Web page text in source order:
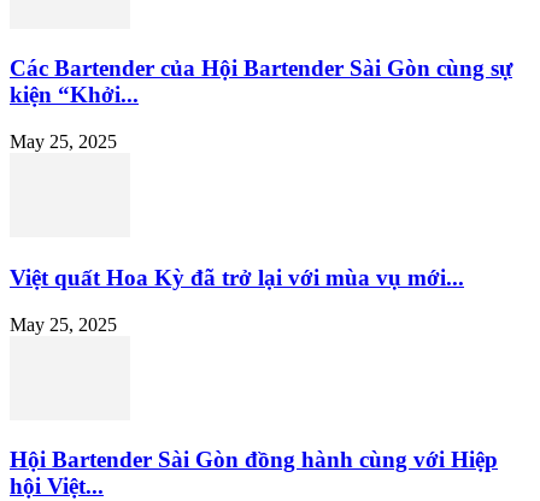
Các Bartender của Hội Bartender Sài Gòn cùng sự
kiện “Khởi...
May 25, 2025
Việt quất Hoa Kỳ đã trở lại với mùa vụ mới...
May 25, 2025
Hội Bartender Sài Gòn đồng hành cùng với Hiệp
hội Việt...